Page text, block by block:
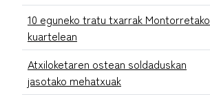
10 eguneko tratu txarrak Montorretako
kuartelean
Atxiloketaren ostean soldaduskan
jasotako mehatxuak